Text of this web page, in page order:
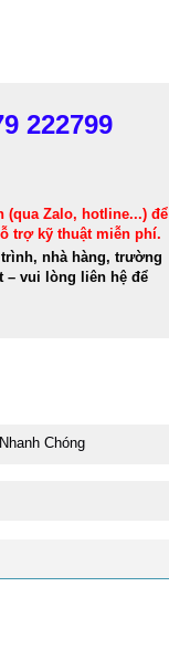
222799
(qua Zalo, hotline...) để
trợ kỹ thuật miễn phí.
nhà hàng, trường
– vui lòng liên hệ để
Chóng